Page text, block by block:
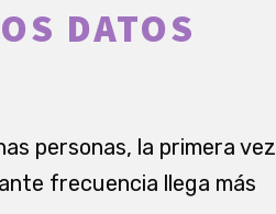
DATOS
personas, la primera vez
frecuencia llega más